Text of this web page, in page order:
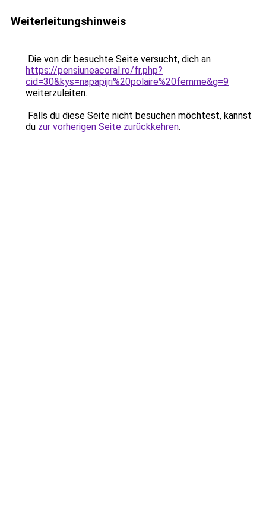
Weiterleitungshinweis
Die von dir besuchte Seite versucht, dich an
https://pensiuneacoral.ro/fr.php?
cid=30&kys=napapijri%20polaire%20femme&g=9
weiterzuleiten.
Falls du diese Seite nicht besuchen möchtest, kannst
du zur vorherigen Seite zurückkehren.